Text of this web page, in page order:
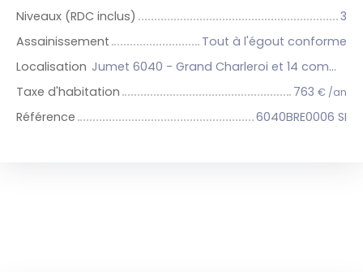
Niveaux (RDC inclus)
3
Assainissement
Tout à l'égout conforme
Localisation
Jumet 6040 - Grand Charleroi et 14 communes
Taxe d'habitation
763 € /an
Référence 6040BRE0006 SI